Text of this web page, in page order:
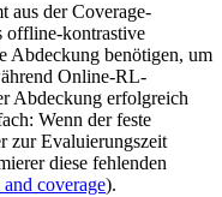
aus der Coverage-
offline-kontrastive
Abdeckung benötigen, um
Online-RL-
Abdeckung erfolgreich
Wenn der feste
zur Evaluierungszeit
diese fehlenden
coverage).